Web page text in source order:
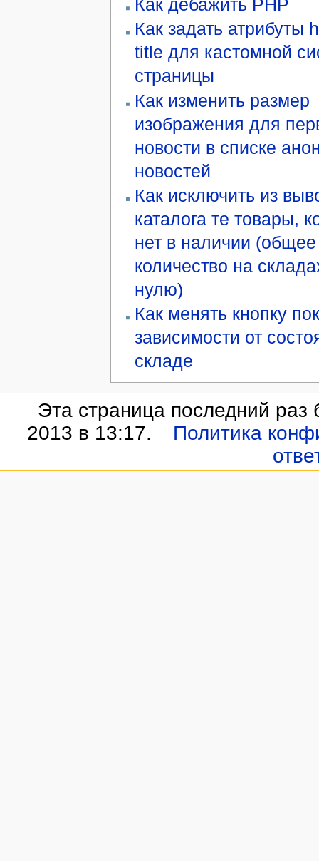
Как дебажить PHP
Как задать атрибуты
title для кастомной
страницы
Как изменить размер
изображения для
новости в списке
новостей
Как исключить из
каталога те товары,
нет в наличии (общее
количество на
нулю)
Как менять кнопку
зависимости от
складе
Эта страница последний
2013 в 13:17.
Политика